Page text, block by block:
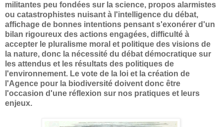
militantes peu fondées sur la science, propos alarmistes
ou catastrophistes nuisant à l'intelligence du débat,
affichage de bonnes intentions pensant s'exonérer d'un
bilan rigoureux des actions engagées, difficulté à
accepter le pluralisme moral et politique des visions de
la nature, donc la nécessité du débat démocratique sur
les attendus et les résultats des politiques de
l'environnement. Le vote de la loi et la création de
l'Agence pour la biodiversité doivent donc être
l'occasion d'une réflexion sur nos pratiques et leurs
enjeux.